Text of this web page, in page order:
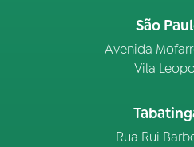
São
Avenida
Vila
Rua Rui